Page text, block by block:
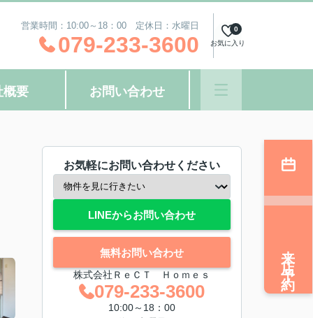
営業時間：10:00～18：00 定休日：水曜日
079-233-3600 お気に入り
0
概要 お問い合わせ
お気軽にお問い合わせください
LINEからお問い合わせ
無料お問い合わせ
株式会社ＲｅＣＴ Ｈｏｍｅｓ
079-233-3600
10:00～18：00
来店予約